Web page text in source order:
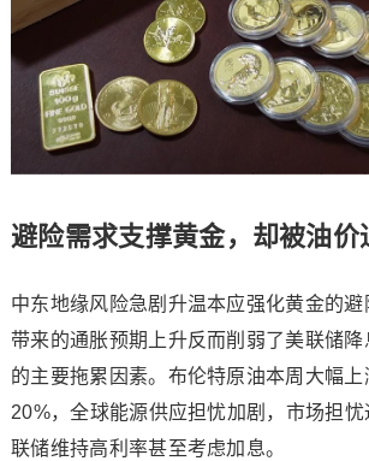
避险需求支撑黄金，却被油价
中东地缘风险急剧升温本应强化黄金的
带来的通胀预期上升反而削弱了美联储
的主要拖累因素。 布伦特原油本周大幅上
20%，全球能源供应担忧加剧，市场担
联储维持高利率甚至考虑加息。